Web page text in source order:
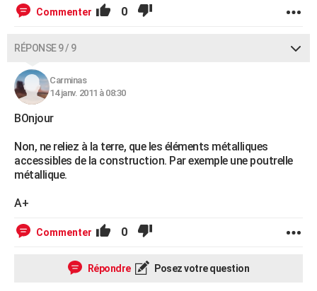
Commenter 0
RÉPONSE 9 / 9
Carminas
14 janv. 2011 à 08:30
BOnjour
Non, ne reliez à la terre, que les éléments métalliques
accessibles de la construction. Par exemple une poutrelle
métallique.
A+
Commenter 0
Répondre Posez votre question